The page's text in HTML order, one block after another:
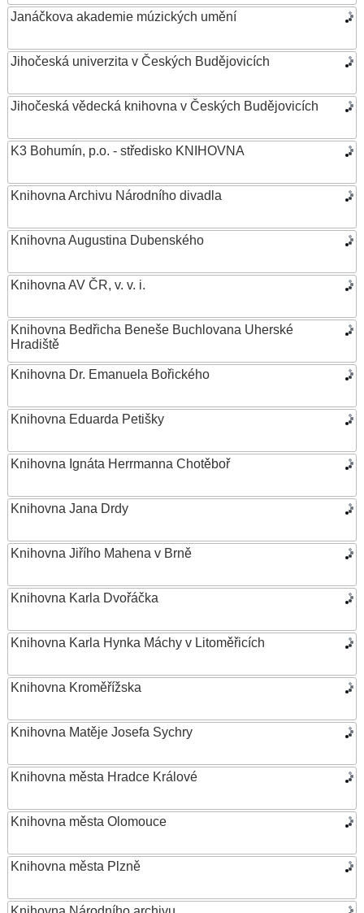
Janáčkova akademie múzických umění
Jihočeská univerzita v Českých Budějovicích
Jihočeská vědecká knihovna v Českých Budějovicích
K3 Bohumín, p.o. - středisko KNIHOVNA
Knihovna Archivu Národního divadla
Knihovna Augustina Dubenského
Knihovna AV ČR, v. v. i.
Knihovna Bedřicha Beneše Buchlovana Uherské
Hradiště
Knihovna Dr. Emanuela Bořického
Knihovna Eduarda Petišky
Knihovna Ignáta Herrmanna Chotěboř
Knihovna Jana Drdy
Knihovna Jiřího Mahena v Brně
Knihovna Karla Dvořáčka
Knihovna Karla Hynka Máchy v Litoměřicích
Knihovna Kroměřížska
Knihovna Matěje Josefa Sychry
Knihovna města Hradce Králové
Knihovna města Olomouce
Knihovna města Plzně